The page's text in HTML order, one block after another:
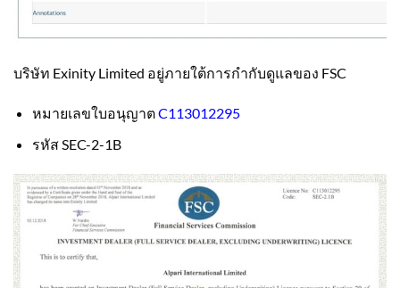
บริษัท Exinity Limited อยู่ภายใต้การกำกับดูแลของ FSC
หมายเลขใบอนุญาตC113012295
รหัส SEC-2-1B